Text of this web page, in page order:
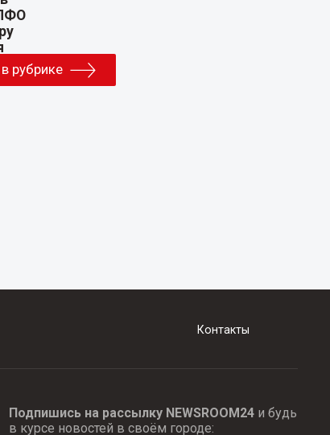
рубрике
Контакты
Подпишись на рассылку NEWSROOM24и будь
в курсе новостей в своём городе: